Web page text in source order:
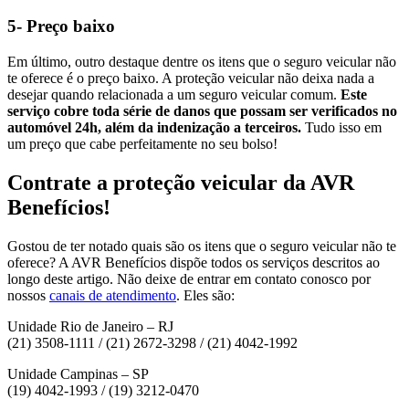
5- Preço baixo
Em último, outro destaque dentre os itens que o seguro veicular não
te oferece é o preço baixo. A proteção veicular não deixa nada a
desejar quando relacionada a um seguro veicular comum. Este
serviço cobre toda série de danos que possam ser verificados no
automóvel 24h, além da indenização a terceiros. Tudo isso em
um preço que cabe perfeitamente no seu bolso!
Contrate a proteção veicular da AVR
Benefícios!
Gostou de ter notado quais são os itens que o seguro veicular não te
oferece? A AVR Benefícios dispõe todos os serviços descritos ao
longo deste artigo. Não deixe de entrar em contato conosco por
nossos canais de atendimento. Eles são:
Unidade Rio de Janeiro – RJ
(21) 3508-1111 / (21) 2672-3298 / (21) 4042-1992
Unidade Campinas – SP
(19) 4042-1993 / (19) 3212-0470